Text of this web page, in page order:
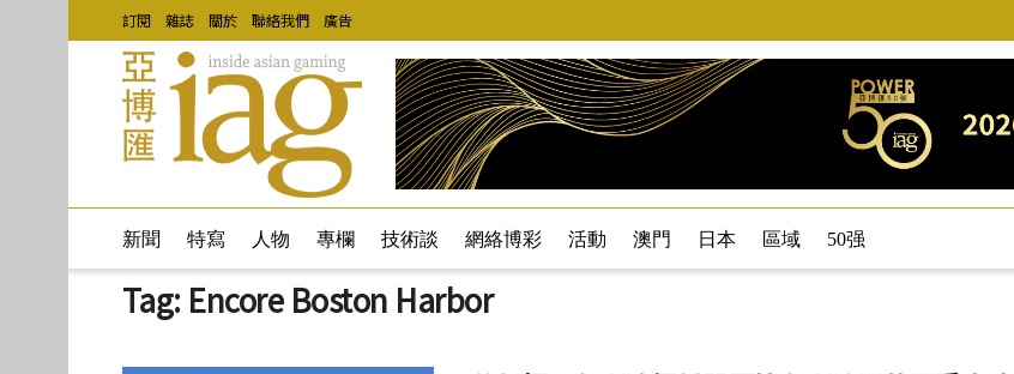
訂閱 雜誌 關於 聯絡我們 廣告
新聞 特寫 人物 專欄 技術談 網絡博彩 活動 澳門 日本 區域 50强
Tag: Encore Boston Harbor